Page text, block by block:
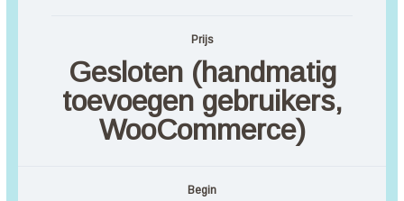
Prijs
Gesloten (handmatig
toevoegen gebruikers,
WooCommerce)
Begin